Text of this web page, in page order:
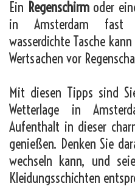
Ein Regenschirmoder
in Amsterdam fast
wasserdichte Tasche
Wertsachen vor
Mit diesen Tipps sind
Wetterlage in
Aufenthalt in dieser
genießen. Denken Sie
wechseln kann, und
Kleidungsschichten